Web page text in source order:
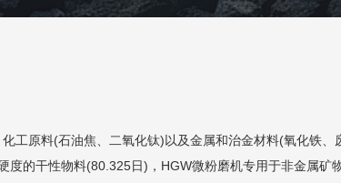
工原料(石油焦、二氧化钛)以及金属和治金材料(氧化铁
的干性物料(80.325日)，HGW微粉磨机专用于非金属